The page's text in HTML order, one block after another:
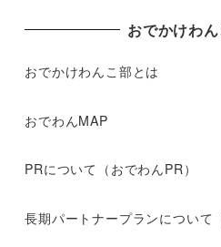
おでかけわ
おでかけわんこ部とは
おでわんMAP
PRについて（おでわんPR）
長期パートナープランについて